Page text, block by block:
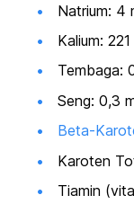
Natrium: 4
Kalium:
Tembaga:
Seng: 0,3
Beta-
Karoten
Tiamin